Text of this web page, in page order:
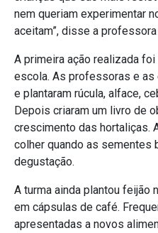
nem queriam experimentar
aceitam”, disse a professora
A primeira ação realizada
escola. As professoras e as
e plantaram rúcula, alface,
Depois criaram um livro de
crescimento das hortaliças.
colher quando as sementes
degustação.
A turma ainda plantou feijão
em cápsulas de café.
apresentadas a novos